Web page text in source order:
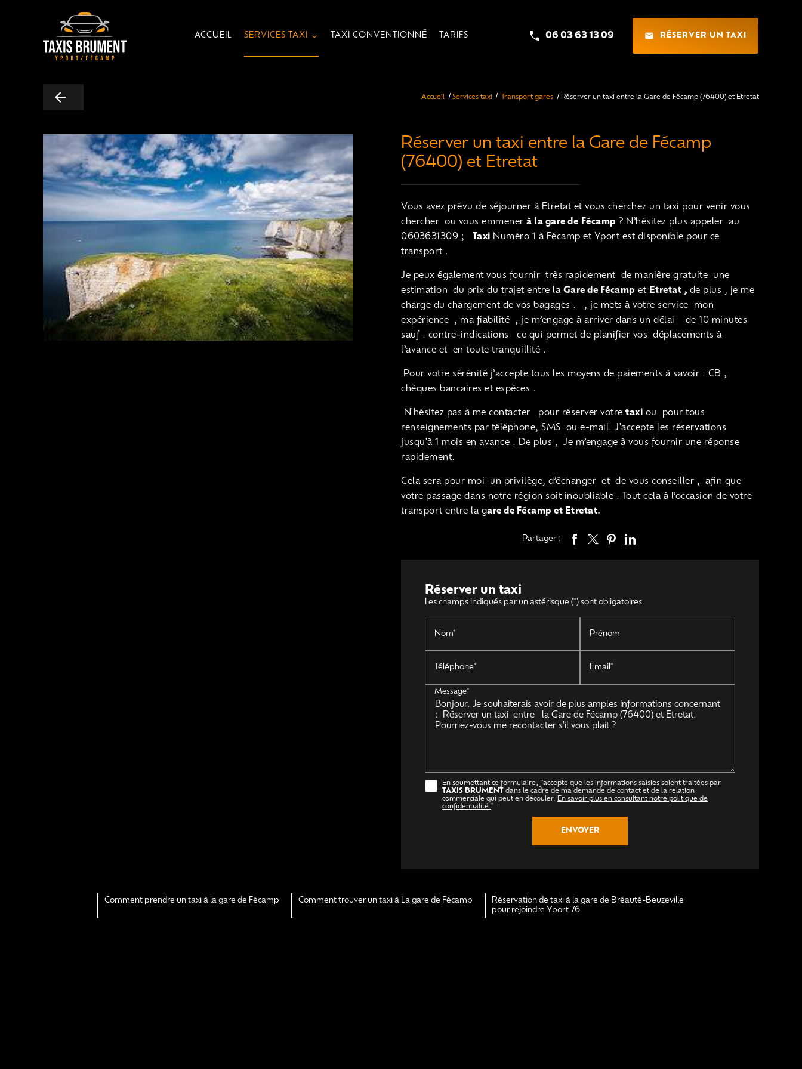
ACCUEIL SERVICES TAXI TAXI CONVENTIONNÉ TARIFS 06 03 63 13 09 mail RÉSERVER UN TAXI
Accueil Services taxi Transport gares Réserver un taxi entre la Gare de Fécamp (76400) et Etretat
Réserver un taxi entre la Gare de Fécamp
(76400) et Etretat
Vous avez prévu de séjourner à Etretat et vous cherchez un taxi pour venir vous
chercher ou vous emmener à la gare de Fécamp ? N’hésitez plus appeler au
0603631309 ; Taxi Numéro 1 à Fécamp et Yport est disponible pour ce
transport .
Je peux également vous fournir très rapidement de manière gratuite une
estimation du prix du trajet entre la Gare de Fécamp et Etretat , de plus , je me
charge du chargement de vos bagages . , je mets à votre service mon
expérience , ma fiabilité , je m’engage à arriver dans un délai de 10 minutes
sauf . contre-indications ce qui permet de planifier vos déplacements à
l’avance et en toute tranquillité .
Pour votre sérénité j’accepte tous les moyens de paiements à savoir : CB ,
chèques bancaires et espèces .
N'hésitez pas à me contacter pour réserver votre taxi ou pour tous
renseignements par téléphone, SMS ou e-mail. J'accepte les réservations
jusqu'à 1 mois en avance . De plus , Je m’engage à vous fournir une réponse
rapidement.
Cela sera pour moi un privilège, d’échanger et de vous conseiller , afin que
votre passage dans notre région soit inoubliable . Tout cela à l’occasion de votre
transport entre la gare de Fécamp et Etretat.
Partager :
Réserver un taxi
Les champs indiqués par un astérisque (*) sont obligatoires
Nom* Prénom
Téléphone* Email*
Message*
En soumettant ce formulaire, j'accepte que les informations saisies soient traitées par
TAXIS BRUMENT dans le cadre de ma demande de contact et de la relation
commerciale qui peut en découler. En savoir plus en consultant notre politique de
confidentialité.*
Comment prendre un taxi à la gare de Fécamp Comment trouver un taxi à La gare de Fécamp
Réservation de taxi à la gare de Bréauté-Beuzeville
pour rejoindre Yport 76